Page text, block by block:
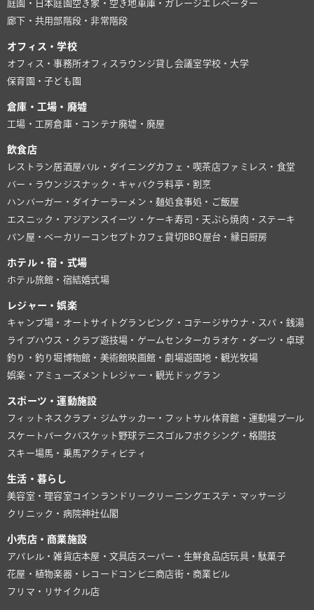
庭園・日本庭園 空き家・空き地 車庫・ガレージ エレベーター
廊下・共用部 階段・非常階段
オフィス・学校
オフィス・事務所オフィスラウンジ貸し会議室学校・大学
保育園・子ども園
倉庫・工場・廃墟
工場・工房倉庫・コンテナ廃墟・廃屋
飲食店
レストラン居酒屋バル・ダイニングカフェ・喫茶店ファミレス・食堂
バー・ラウンジ スナック・キャバクラ料亭・割烹
ハンバーガー・ダイナーラーメン・麺処食事処・ご飯屋
エスニック・アジアン スイーツ・ケーキ寿司・天ぷら焼肉・ステーキ
パン屋・ベーカリー コンセプトカフェ貸切BBQ 屋台・縁日 厨房
ホテル・宿・式場
ホテル旅館・宿結婚式場
レジャー・娯楽
キャンプ場・オートサイト グランピング・コテージサウナ・スパ・銭湯
ライブハウス・クラブ遊技場・ゲームセンターカラオケ・ダーツ・卓球
釣り・釣り堀博物館・美術館映画館・劇場遊園地・観光牧場
娯楽・アミューズメント レジャー・観光 ドッグラン
スポーツ・運動施設
フィットネスクラブ・ジム サッカー・フットサル体育館・運動場プール
スケートパーク バスケット 野球テニス ゴルフ ボクシング・格闘技
スキー場馬・乗馬アクティビティ
生活・暮らし
美容室・理容室 コインランドリー クリーニングエステ・マッサージ
クリニック・病院神社仏閣
小売店・商業施設
アパレル・雑貨店本屋・文具店 スーパー・生鮮食品店玩具・駄菓子
花屋・植物楽器・レコード コンビニ商店街・商業ビル
フリマ・リサイクル店